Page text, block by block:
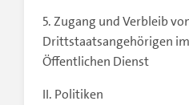
5. Zugang und Verbleib
Drittstaatsangehörigen
Öffentlichen Dienst
II. Politiken